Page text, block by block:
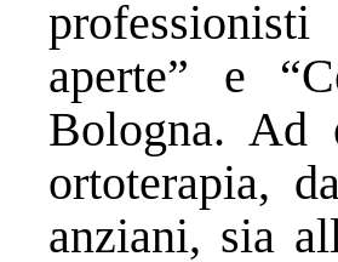
aperte” e
Bologna. Ad
ortoterapia,
anziani, sia